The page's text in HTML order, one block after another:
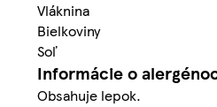
Vláknina
Bielkoviny
Soľ
Informácie o
Obsahuje lepok.